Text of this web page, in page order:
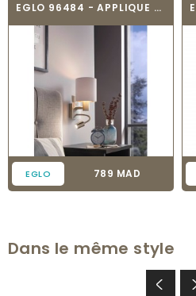
EGLO 96484 - APPLIQUE MURALE TEXTILE -...
EGLO Prix
789 MAD
Dans le même style